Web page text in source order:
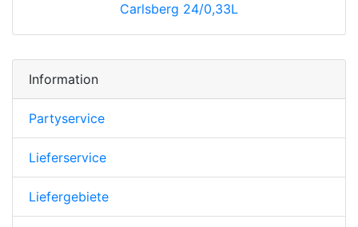
Carlsberg 24/0,33L
Information
Partyservice
Lieferservice
Liefergebiete